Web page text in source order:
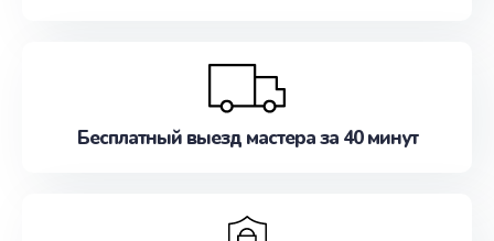
Бесплатный выезд мастера за 40 минут